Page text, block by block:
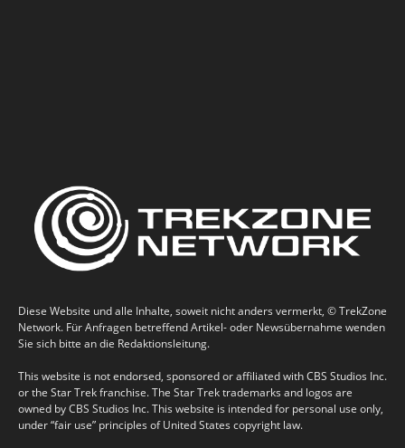
Diese Website und alle Inhalte, soweit nicht anders vermerkt, © TrekZone
Network. Für Anfragen betreffend Artikel- oder Newsübernahme wenden
Sie sich bitte an die Redaktionsleitung.
This website is not endorsed, sponsored or affiliated with CBS Studios Inc.
or the Star Trek franchise. The Star Trek trademarks and logos are
owned by CBS Studios Inc. This website is intended for personal use only,
under “fair use” principles of United States copyright law.